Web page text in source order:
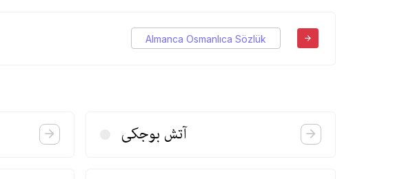
Almanca Osmanlıca Sözlük
آتش بوجكی